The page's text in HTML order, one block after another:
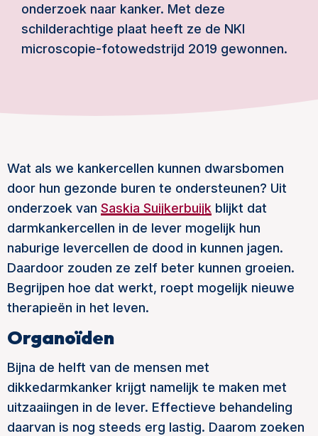
onderzoek naar kanker. Met deze
schilderachtige plaat heeft ze de NKI
microscopie-fotowedstrijd 2019 gewonnen.
Wat als we kankercellen kunnen dwarsbomen
door hun gezonde buren te ondersteunen? Uit
onderzoek van Saskia Suijkerbuijk blijkt dat
darmkankercellen in de lever mogelijk hun
naburige levercellen de dood in kunnen jagen.
Daardoor zouden ze zelf beter kunnen groeien.
Begrijpen hoe dat werkt, roept mogelijk nieuwe
therapieën in het leven.
Organoïden
Bijna de helft van de mensen met
dikkedarmkanker krijgt namelijk te maken met
uitzaaiingen in de lever. Effectieve behandeling
daarvan is nog steeds erg lastig. Daarom zoeken